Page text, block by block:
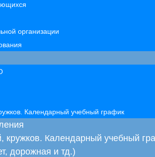
организации
Календарный учебный график
кружков. Календарный учебный
дорожная и тд.)